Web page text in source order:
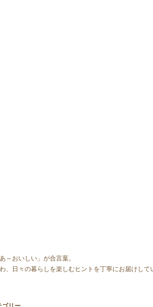
～おいしい」が合言葉。
、日々の暮らしを楽しむヒントを丁寧にお届けして